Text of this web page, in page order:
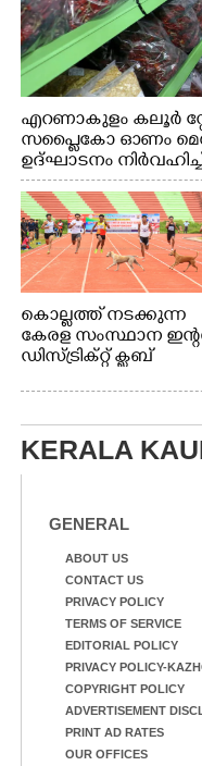
എറണാകുളം കലൂർ
സപ്ളൈകോ ഓണം
ഉദ്ഘാടനം നിർവഹിച്ച്
വി.ഡി. സതീശൻ.
കൊല്ലത്ത് നടക്കുന്ന
കേരള സംസ്ഥാന
ഡിസ്ട്രിക്റ്റ് ക്ലബ്
ചാമ്പ്യൻഷിപ്പിൽ
20 ആൺകുട്ടികളുടെ
മീറ്റർ ഓട്ടം ഫൈനൽ
മത്സരത്തിനിടെ
ട്രാക്കിന് കുറുകെ
KERALA
GENERAL
ABOUT US
CONTACT US
PRIVACY POLICY
TERMS OF SERVICE
EDITORIAL POLICY
PRIVACY POLICY-
COPYRIGHT POLICY
ADVERTISEMENT
PRINT AD RATES
OUR OFFICES